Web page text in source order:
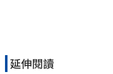
延伸閱讀